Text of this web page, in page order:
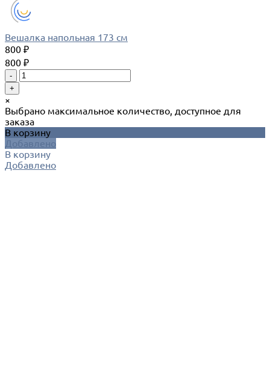
Вешалка напольная 173 см
800 ₽
800 ₽
-
+
×
Выбрано максимальное количество, доступное для
заказа
В корзину
Добавлено
В корзину
Добавлено